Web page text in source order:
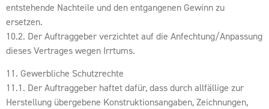
entstehende Nachteile und den entgangenen Gewinn zu
ersetzen.
10.2. Der Auftraggeber verzichtet auf die Anfechtung/Anpassung
dieses Vertrages wegen Irrtums.
11. Gewerbliche Schutzrechte
11.1. Der Auftraggeber haftet dafür, dass durch allfällige zur
Herstellung übergebene Konstruktionsangaben, Zeichnungen,